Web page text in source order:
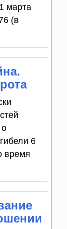
марта
(в
6
время